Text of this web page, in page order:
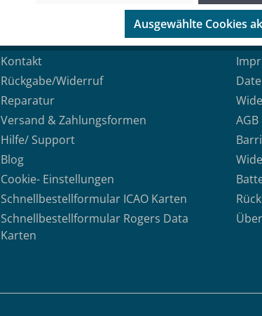
Kontakt
Rückgabe/Widerruf
Reparatur
Versand & Zahlungsformen
Hilfe/ Support
Blog
Cookie- Einstellungen
Schnellbestellformular ICAO Karten
Schnellbestellformular Rogers Data
Karten
AGB
Ausgewählte Cookies